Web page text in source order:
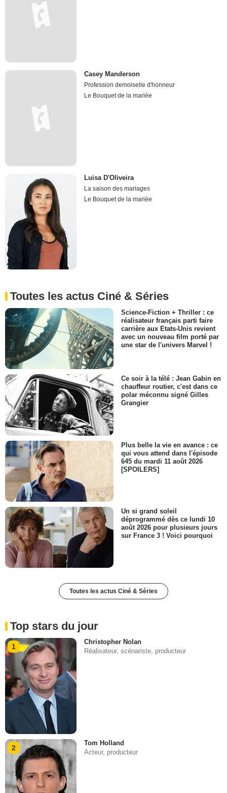
Casey Manderson
Profession demoiselle d'honneur
Le Bouquet de la mariée
Luisa D'Oliveira
La saison des mariages
Le Bouquet de la mariée
Toutes les actus Ciné & Séries
Science-Fiction + Thriller : ce
réalisateur français parti faire
carrière aux Etats-Unis revient
avec un nouveau film porté par
une star de l'univers Marvel !
Ce soir à la télé : Jean Gabin en
chauffeur routier, c'est dans ce
polar méconnu signé Gilles
Grangier
Plus belle la vie en avance : ce
qui vous attend dans l'épisode
645 du mardi 11 août 2026
[SPOILERS]
Un si grand soleil
déprogrammé dès ce lundi 10
août 2026 pour plusieurs jours
sur France 3 ! Voici pourquoi
Toutes les actus Ciné & Séries
Top stars du jour
1
Christopher Nolan
Réalisateur, scénariste, producteur
2
Tom Holland
Acteur, producteur